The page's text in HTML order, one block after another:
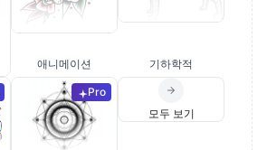
애니메이션 기하학적
Pro
모두 보기